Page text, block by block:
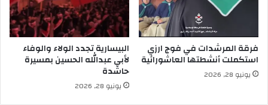
فرقة المرشدات في فوج ارزي
استكملت أنشطتها العاشورائية
يونيو 28, 2026
البيسارية تجدد الولاء والوفاء
لأبي عبدالله الحسين بمسيرة
حاشدة
يونيو 28, 2026